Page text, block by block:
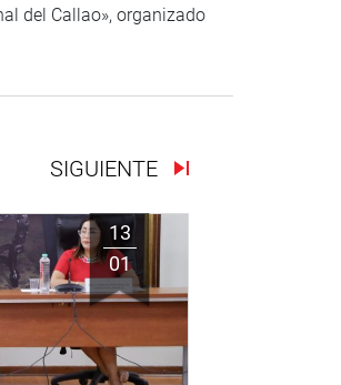
del Callao», organizado
SIGUIENTE
13
01